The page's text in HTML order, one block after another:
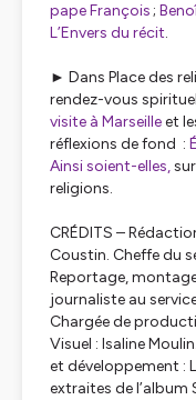
pape François;
L’Envers du récit.
► Dans Place des
rendez-vous
visite à Marseilleet
réflexions de fond :
Ainsi soient-elles,
religions.
CRÉDITS –
Coustin. Cheffe du
Reportage,
journaliste au
Chargée de
Visuel : Isaline
et développement :
extraites de l’album